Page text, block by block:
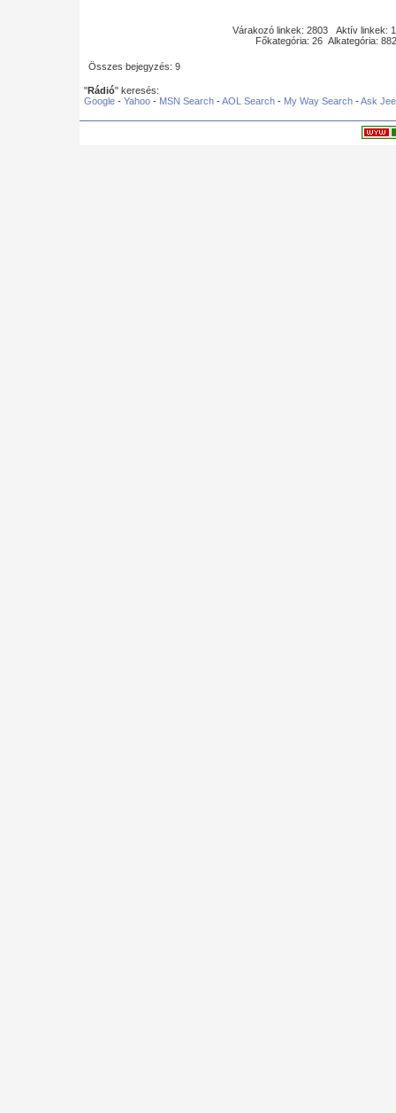
Várakozó linkek: 2803 Aktív linkek:
Főkategória: 26 Alkategória:
Összes bejegyzés: 9
"Rádió" keresés:
Google - Yahoo - MSN Search -AOL Search - My Way Search -Ask